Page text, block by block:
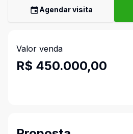
Agendar visita
Valor venda
R$ 450.000,00